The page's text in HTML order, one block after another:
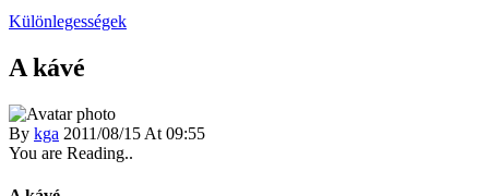
Különlegességek
A kávé
By kga 2011/08/15 At 09:55
You are Reading..